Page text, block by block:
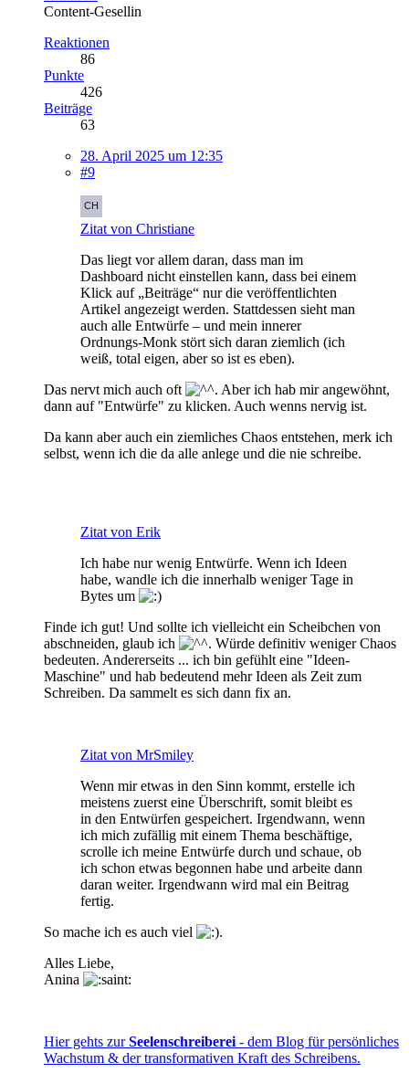
Content-Gesellin
Reaktionen
86
Punkte
426
Beiträge
63
28. April 2025 um 12:35
#9
Zitat von Christiane
Das liegt vor allem daran, dass man im
Dashboard nicht einstellen kann, dass bei einem
Klick auf „Beiträge“ nur die veröffentlichten
Artikel angezeigt werden. Stattdessen sieht man
auch alle Entwürfe – und mein innerer
Ordnungs-Monk stört sich daran ziemlich (ich
weiß, total eigen, aber so ist es eben).
Das nervt mich auch oft
. Aber ich hab mir angewöhnt,
dann auf "Entwürfe" zu klicken. Auch wenns nervig ist.
Da kann aber auch ein ziemliches Chaos entstehen, merk ich
selbst, wenn ich die da alle anlege und die nie schreibe.
Zitat von Erik
Ich habe nur wenig Entwürfe. Wenn ich Ideen
habe, wandle ich die innerhalb weniger Tage in
Bytes um
Finde ich gut! Und sollte ich vielleicht ein Scheibchen von
abschneiden, glaub ich
. Würde definitiv weniger Chaos
bedeuten. Andererseits ... ich bin gefühlt eine "Ideen-
Maschine" und hab bedeutend mehr Ideen als Zeit zum
Schreiben. Da sammelt es sich dann fix an.
Zitat von MrSmiley
Wenn mir etwas in den Sinn kommt, erstelle ich
meistens zuerst eine Überschrift, somit bleibt es
in den Entwürfen gespeichert. Irgendwann, wenn
ich mich zufällig mit einem Thema beschäftige,
scrolle ich meine Entwürfe durch und schaue, ob
ich schon etwas begonnen habe und arbeite dann
daran weiter. Irgendwann wird mal ein Beitrag
fertig.
So mache ich es auch viel
.
Alles Liebe,
Anina
Hier gehts zurSeelenschreiberei - dem Blog für persönliches
Wachstum & der transformativen Kraft des Schreibens.